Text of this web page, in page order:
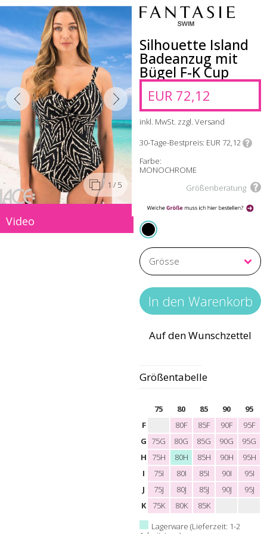
1 / 5
Video
Silhouette Island
Badeanzug mit
Bügel F-K Cup
EUR 72,12
inkl. MwSt. zzgl. Versand
30-Tage-Bestpreis EUR 72,12
Farbe:
MONOCHROME
Größenberatung
Auf den Wunschzettel
Größentabelle
75 80 85 90
95
F
80F 85F 90F
95F
G 75G 80G 85G 90G
95G
H
75H 80H 85H 90H
95H
I
75I 80I 85I 90I
95I
J
75J 80J 85J 90J
95J
K
75K 80K
85K
Lagerware (Lieferzeit: 1-2